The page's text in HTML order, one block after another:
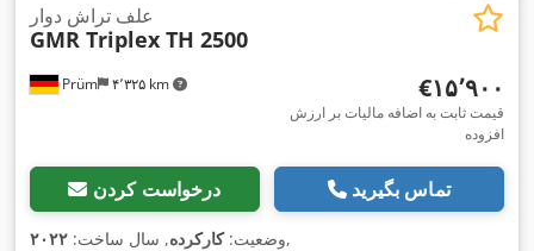
Prüm ۴٬۳۲۵ km
علف تراش دوار
GMR Triplex TH 2500
‎€۱۵٬۹۰۰
قیمت ثابت به اضافه مالیات بر ارزش
افزوده
درخواست کردن تماس بگیرید
وضعیت:کارکرده, سال ساخت: ۲۰۲۲ ,